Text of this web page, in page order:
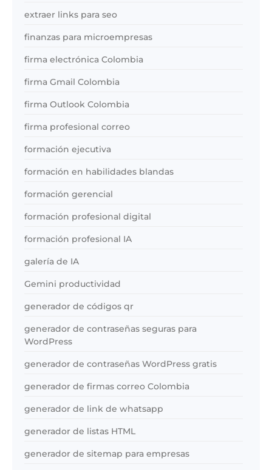
extraer links para seo
finanzas para microempresas
firma electrónica Colombia
firma Gmail Colombia
firma Outlook Colombia
firma profesional correo
formación ejecutiva
formación en habilidades blandas
formación gerencial
formación profesional digital
formación profesional IA
galería de IA
Gemini productividad
generador de códigos qr
generador de contraseñas seguras para
WordPress
generador de contraseñas WordPress gratis
generador de firmas correo Colombia
generador de link de whatsapp
generador de listas HTML
generador de sitemap para empresas